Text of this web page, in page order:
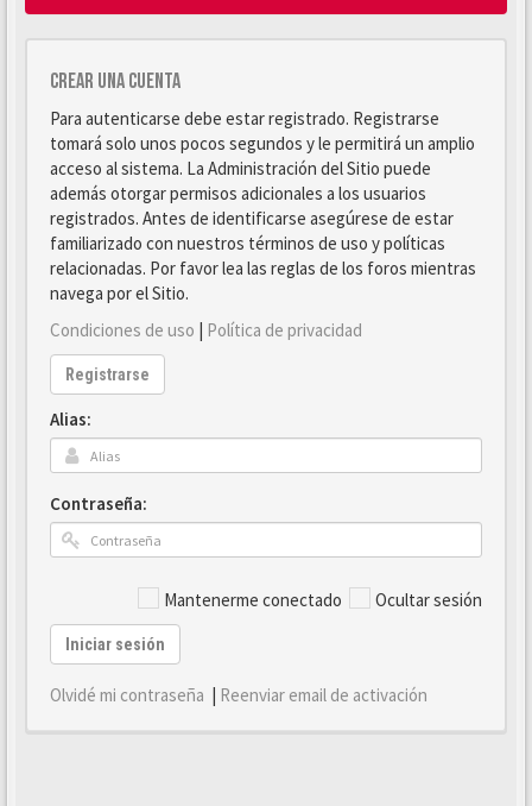
Crear una cuenta
Para autenticarse debe estar registrado. Registrarse
tomará solo unos pocos segundos y le permitirá un amplio
acceso al sistema. La Administración del Sitio puede
además otorgar permisos adicionales a los usuarios
registrados. Antes de identificarse asegúrese de estar
familiarizado con nuestros términos de uso y políticas
relacionadas. Por favor lea las reglas de los foros mientras
navega por el Sitio.
Condiciones de uso | Política de privacidad
Registrarse
Alias:
Contraseña:
Mantenerme conectado Ocultar sesión
Iniciar sesión
Olvidé mi contraseña | Reenviar email de activación